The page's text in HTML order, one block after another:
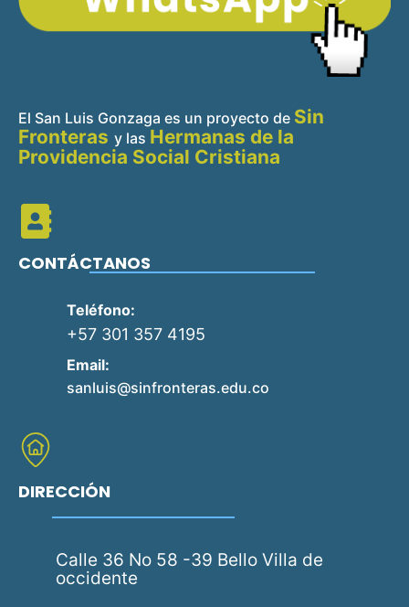
El San Luis Gonzaga es un proyecto de Sin
Fronteras y las Hermanas de la
Providencia Social Cristiana
CONTÁCTANOS
Teléfono:
+57 301 357 4195
Email:
sanluis@sinfronteras.edu.co
DIRECCIÓN
Calle 36 No 58 -39 Bello Villa de
occidente